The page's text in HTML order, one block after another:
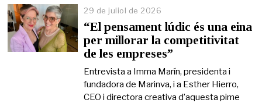
6
29 de juliol de 2026
“El pensament lúdic és una eina
per millorar la competitivitat
de les empreses”
Entrevista a Imma Marín, presidenta i
fundadora de Marinva, i a Esther Hierro,
CEO i directora creativa d’aquesta pime